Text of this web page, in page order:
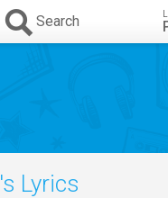
Search
's Lyrics